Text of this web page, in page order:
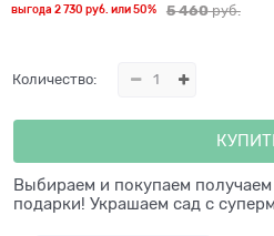
5 460 руб.
выгода 2 730 руб. или50%
Количество:
Выбираем и покупаем
подарки! Украшаем сад с